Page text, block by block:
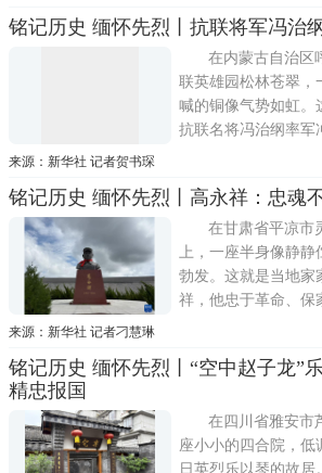
徒告密，中共房涞
耀臣被敌人抓捕。
上，敌人将
铭记历史 缅怀先烈丨抗联将军冯治
在内蒙古自治区
联英雄园松林苍翠，
喊的铜像气势如虹。
抗联名将冯治纲率军
阿荣旗这片土地上
呼伦贝尔市阿荣旗抗
雕像。新华社发(王
冯治纲
来源：新华社 记者贺书琛
铭记历史 缅怀先烈丨高永祥：忠魂
在甘肃省平凉市
上，一座半身像静静
勃发。这就是当地家
祥，他忠于革命、保
乡亲们传颂。 这
半身像。新华社记者
务农，生活
来源：新华社 记者刁慧琳
铭记历史 缅怀先烈丨“空中赵子龙”
精忠报国
在四川省雅安市
座小小的四合院，低
日英烈乐以琴的故居